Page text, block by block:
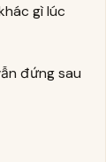
gì lúc
đứng sau